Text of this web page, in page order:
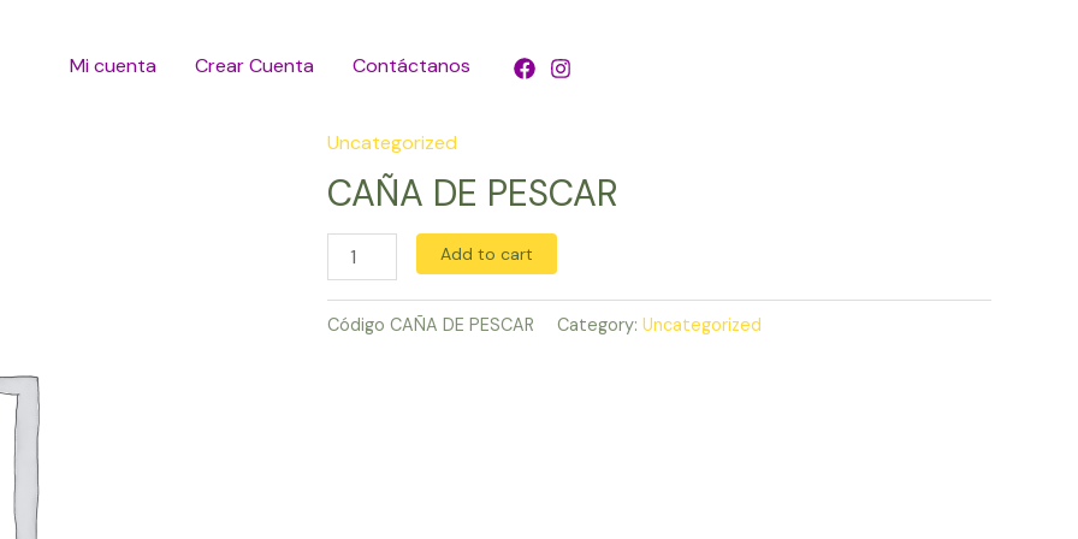
Mi cuenta Crear Cuenta Contáctanos
Uncategorized
CAÑA DE PESCAR
CAÑA
DE
PESCAR
quantity
Add to cart
Código CAÑA DE PESCAR Category: Uncategorized